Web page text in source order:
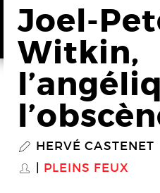
Joel-
Witkin,
P HERVÉ CASTENET
S PLEINS FEUX